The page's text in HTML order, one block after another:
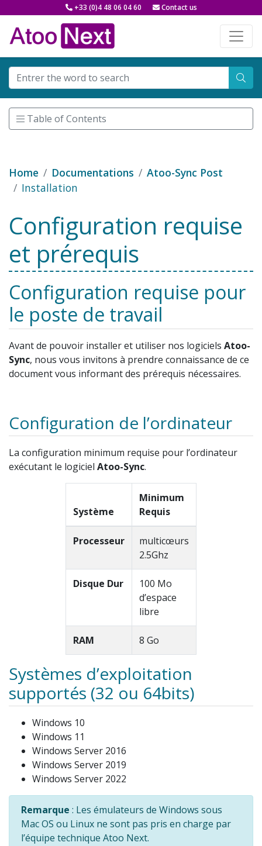
+33 (0)4 48 06 04 60 Contact us
Table of Contents
Home Documentations
Atoo-Sync Post
Installation
Configuration requise
et prérequis
Configuration requise pour
le poste de travail
Avant de pouvoir installer et utiliser nos logiciels Atoo-
Sync, nous vous invitons à prendre connaissance de ce
document vous informant des prérequis nécessaires.
Configuration de l’ordinateur
La configuration minimum requise pour l’ordinateur
exécutant le logiciel Atoo-Sync.
Système
Minimum
Requis
Processeur
multicœurs
2.5Ghz
Disque Dur
100 Mo
d’espace
libre
RAM 8 Go
Systèmes d’exploitation
supportés (32 ou 64bits)
Windows 10
Windows 11
Windows Server 2016
Windows Server 2019
Windows Server 2022
Remarque : Les émulateurs de Windows sous
Mac OS ou Linux ne sont pas pris en charge par
l’équipe technique Atoo Next.